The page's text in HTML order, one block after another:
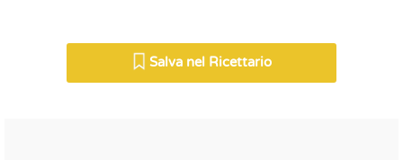
Salva nel Ricettario